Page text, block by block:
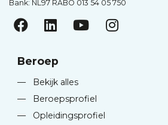
Bank: NL97 RABO 013 54 05 750
Beroep
—
Bekijk alles
—
Beroepsprofiel
—
Opleidingsprofiel